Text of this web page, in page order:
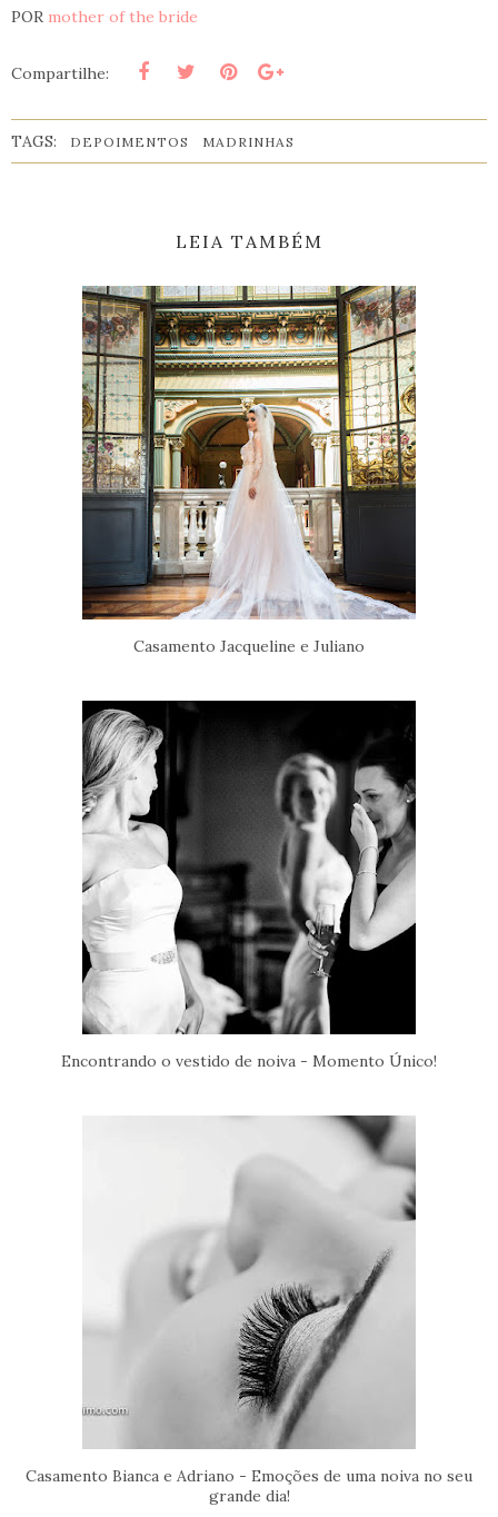
POR mother of the bride
Compartilhe:
TAGS: DEPOIMENTOS MADRINHAS
LEIA TAMBÉM
Casamento Jacqueline e Juliano
Encontrando o vestido de noiva - Momento Único!
Casamento Bianca e Adriano - Emoções de uma noiva no seu
grande dia!